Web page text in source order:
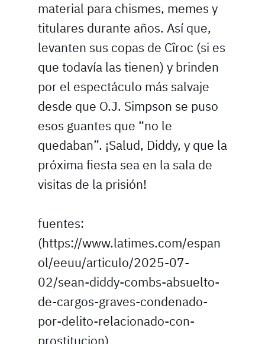
material para chismes, memes y
titulares durante años. Así que,
levanten sus copas de Cîroc (si es
que todavía las tienen) y brinden
por el espectáculo más salvaje
desde que O.J. Simpson se puso
esos guantes que “no le
quedaban”. ¡Salud, Diddy, y que la
próxima fiesta sea en la sala de
visitas de la prisión!
fuentes:
(https://www.latimes.com/espan
ol/eeuu/articulo/2025-07-
02/sean-diddy-combs-absuelto-
de-cargos-graves-condenado-
por-delito-relacionado-con-